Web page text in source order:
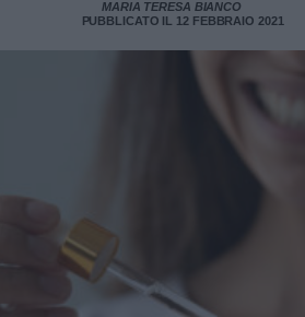
MARIA TERESA BIANCO
PUBBLICATO IL 12 FEBBRAIO 2021